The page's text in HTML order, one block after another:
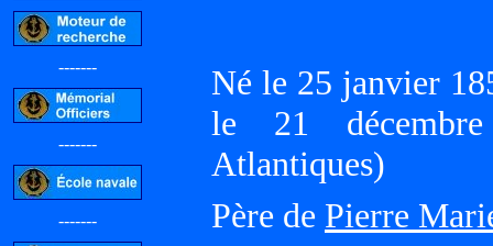
-------
-------
-------
Né le 25 janvier
le 21
Atlantiques)
Père de Pierre